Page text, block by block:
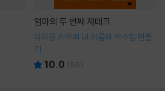
엄마의 두 번째 재테크
아이를 키우며 내 이름의 부수입 만들
기
10.0 (50)